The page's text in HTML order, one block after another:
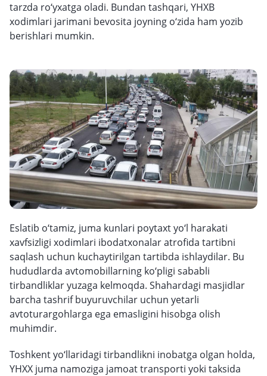
tarzda ro‘yxatga oladi. Bundan tashqari, YHXB
xodimlari jarimani bevosita joyning o‘zida ham yozib
berishlari mumkin.
Eslatib o‘tamiz, juma kunlari poytaxt yo‘l harakati
xavfsizligi xodimlari ibodatxonalar atrofida tartibni
saqlash uchun kuchaytirilgan tartibda ishlaydilar. Bu
hududlarda avtomobillarning ko‘pligi sababli
tirbandliklar yuzaga kelmoqda. Shahardagi masjidlar
barcha tashrif buyuruvchilar uchun yetarli
avtoturargohlarga ega emasligini hisobga olish
muhimdir.
Toshkent yo‘llaridagi tirbandlikni inobatga olgan holda,
YHXX juma namoziga jamoat transporti yoki taksida